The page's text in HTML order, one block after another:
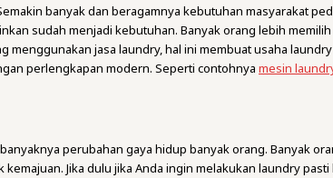
banyak dan beragamnya kebutuhan masyarakat
sudah menjadi kebutuhan. Banyak orang lebih
jasa laundry, hal ini membuat usaha
perlengkapan modern. Seperti contohnya mesin
perubahan gaya hidup banyak orang. Banyak
Jika dulu jika Anda ingin melakukan laundry